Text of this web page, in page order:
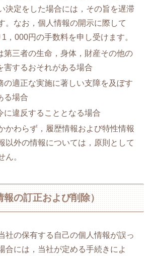
決定をした場合には，その旨を遅滞
。なお，個人情報の開示に際して
，000円の手数料を申し受けます。
第三者の生命，身体，財産その他の
害するおそれがある場合
の適正な実施に著しい支障を及ぼす
る場合
に違反することとなる場合
かわらず，履歴情報および特性情報
以外の情報については，原則として
ん。
の訂正および削除）
社の保有する自己の個人情報が誤っ
合には，当社が定める手続きによ